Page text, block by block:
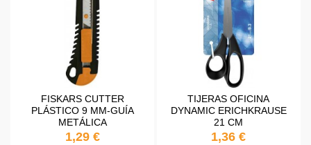
FISKARS CUTTER
PLÁSTICO 9 MM-GUÍA
METÁLICA
1,29 €
TIJERAS OFICINA
DYNAMIC ERICHKRAUSE
21 CM
1,36 €